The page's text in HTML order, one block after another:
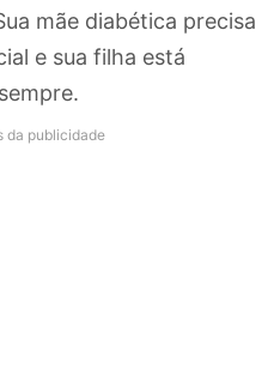
mãe diabética precisa
e sua filha está
da publicidade